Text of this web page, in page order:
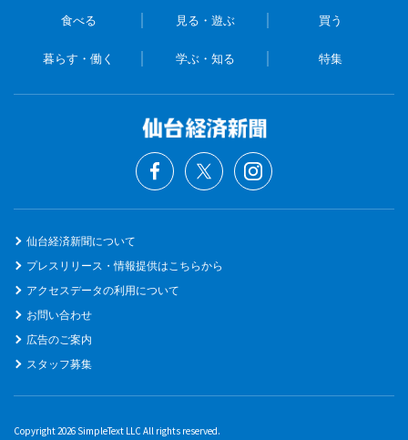
食べる 見る・遊ぶ 買う
暮らす・働く 学ぶ・知る 特集
仙台経済新聞について
プレスリリース・情報提供はこちらから
アクセスデータの利用について
お問い合わせ
広告のご案内
スタッフ募集
Copyright 2026 SimpleText LLC All rights reserved.